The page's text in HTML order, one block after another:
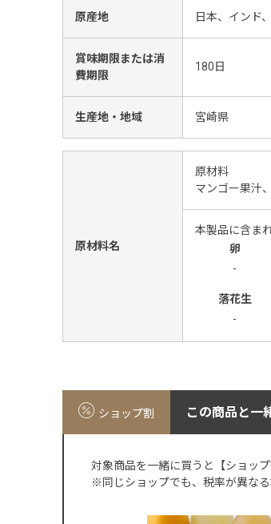
原産地 日本、インド
賞味期限または消
費期限
180日
生産地・地域 宮崎県
原材料名
原材料
マンゴー果汁
本製品に含ま
卵
-
落花生
-
ショップ割 この商品と一
対象商品を一緒に買うと【ショッ
※同じショップでも、税率が異な